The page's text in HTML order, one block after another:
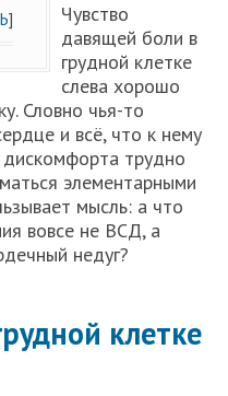
]
Чувство
давящей боли в
грудной клетке
слева хорошо
Словно чья-то
и всё, что к нему
дискомфорта трудно
элементарными
мысль: а что
вовсе не ВСД, а
недуг?
клетке